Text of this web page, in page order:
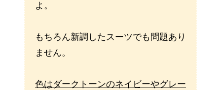
よ。
もちろん新調したスーツでも問題あり
ません。
色はダークトーンのネイビーやグレー